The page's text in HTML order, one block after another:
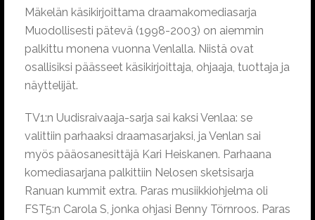
Mäkelän käsikirjoittama draamakomediasarja
Muodollisesti pätevä (1998-2003) on aiemmin
palkittu monena vuonna Venlalla. Niistä ovat
osallisiksi päässeet käsikirjoittaja, ohjaaja, tuottaja ja
näyttelijät.
TV1:n Uudisraivaaja-sarja sai kaksi Venlaa: se
valittiin parhaaksi draamasarjaksi, ja Venlan sai
myös pääosanesittäjä Kari Heiskanen. Parhaana
komediasarjana palkittiin Nelosen sketsisarja
Ranuan kummit extra. Paras musiikkiohjelma oli
FST5:n Carola S, jonka ohjasi Benny Törnroos. Paras